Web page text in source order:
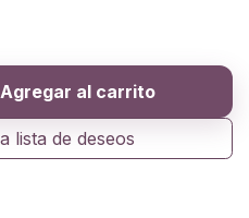
Agregar al carrito
lista de deseos